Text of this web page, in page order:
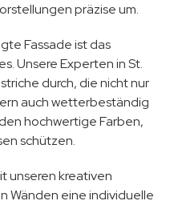
präzise um.
Fassade ist das
Unsere Experten in St.
durch, die nicht nur
auch wetterbeständig
hochwertige Farben,
schützen.
unseren kreativen
Wänden eine individuelle